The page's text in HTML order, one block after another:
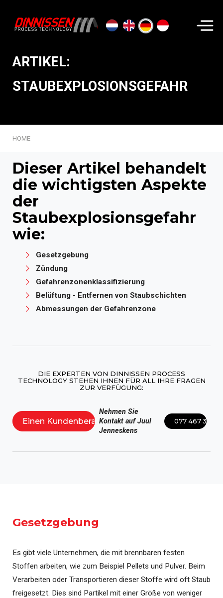
ARTIKEL:
STAUBEXPLOSIONSGEFAHR
HOME
Dieser Artikel behandelt
die wichtigsten Aspekte
der
Staubexplosionsgefahr
wie:
Gesetzgebung
Zündung
Gefahrenzonenklassifizierung
Belüftung - Entfernen von Staubschichten
Abmessungen der Gefahrenzone
DIE EXPERTEN VON DINNISSEN PROCESS
TECHNOLOGY STEHEN IHNEN FÜR ALL IHRE FRAGEN
ZUR VERFÜGUNG:
Einen Kundenberater sprechen
Nehmen Sie
Kontakt auf Juul
Jenneskens
077 467 3555
Gesetzgebung
Es gibt viele Unternehmen, die mit brennbaren festen
Stoffen arbeiten, wie zum Beispiel Pellets und Pulver. Beim
Verarbeiten oder Transportieren dieser Stoffe wird oft Staub
freigesetzt. Dies sind Partikel mit einer Größe von weniger